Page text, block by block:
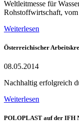
Weltleitmesse für
Rohstoffwirtschaft,
Weiterlesen
Österreichischer
08.05.2014
Nachhaltig erfolgreich
Weiterlesen
POLOPLAST auf der IFH